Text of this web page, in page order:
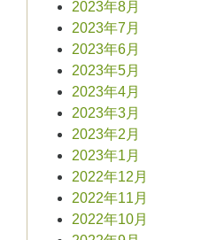
2023年8月
2023年7月
2023年6月
2023年5月
2023年4月
2023年3月
2023年2月
2023年1月
2022年12月
2022年11月
2022年10月